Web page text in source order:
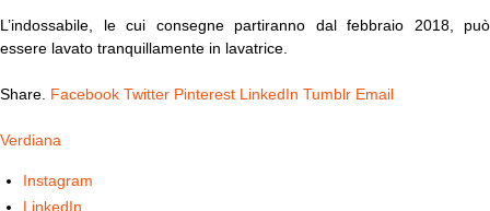
L’indossabile, le cui consegne partiranno dal febbraio 2018, può
essere lavato tranquillamente in lavatrice.
Share. Facebook Twitter Pinterest LinkedIn Tumblr Email
Verdiana
Instagram
LinkedIn